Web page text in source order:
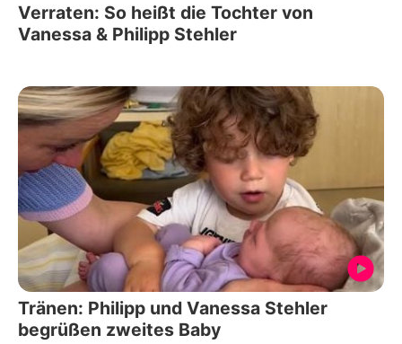
Verraten: So heißt die Tochter von
Vanessa & Philipp Stehler
Tränen: Philipp und Vanessa Stehler
begrüßen zweites Baby